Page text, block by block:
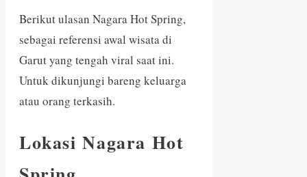
Berikut ulasan Nagara Hot Spring,
sebagai referensi awal wisata di
Garut yang tengah viral saat ini.
Untuk dikunjungi bareng keluarga
atau orang terkasih.
Lokasi Nagara Hot